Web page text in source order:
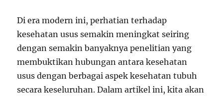
Di era modern ini, perhatian terhadap
kesehatan usus semakin meningkat seiring
dengan semakin banyaknya penelitian yang
membuktikan hubungan antara kesehatan
usus dengan berbagai aspek kesehatan tubuh
secara keseluruhan. Dalam artikel ini, kita akan